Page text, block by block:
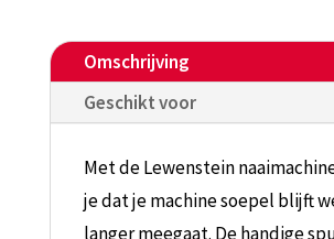
Omschrijving
Geschikt voor
Met de Lewenstein
je dat je machine soepel blijft
langer meegaat. De handige